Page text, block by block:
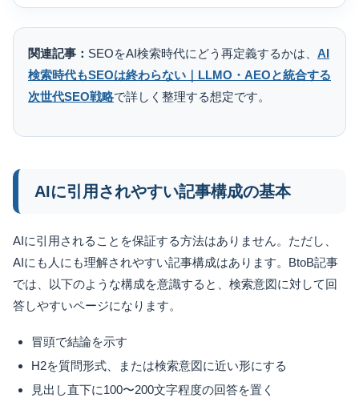
関連記事： SEOをAI検索時代にどう再定義するかは、 AI
検索時代もSEOは終わらない｜LLMO・AEOと統合する
次世代SEO戦略で詳しく整理する想定です。
AIに引用されやすい記事構成の基本
AIに引用されることを保証する方法はありません。ただし、
AIにも人にも理解されやすい記事構成はあります。BtoB記事
では、以下のような構成を意識すると、検索意図に対して回
答しやすいページになります。
冒頭で結論を示す
H2を質問形式、または検索意図に近い形にする
見出し直下に100〜200文字程度の回答を置く